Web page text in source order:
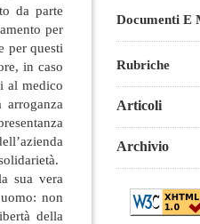
da parte
per
per questi
in caso
al medico
sua vera
non
della
Documenti E
Rubriche
Articoli
Archivio